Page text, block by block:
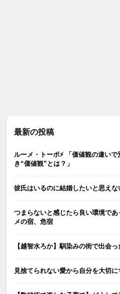
最新の投稿
ルーメ・トーポ⚡️ 「価値観の違い
き“価値観”とは？」
彼氏はいるのに結婚したいと思え
つまらないと感じたら良い環境で
メの宿、危宿
【越智水ろか】馴染みの街で出会
見捨てられない愛から自分を大切